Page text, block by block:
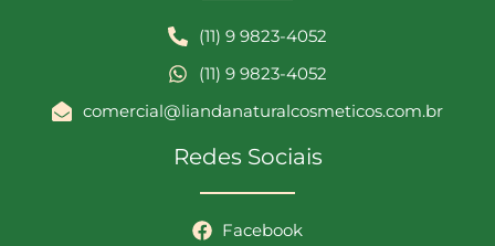
(11) 9 9823-4052
(11) 9 9823-4052
comercial@liandanaturalcosmeticos.com.br
Redes Sociais
Facebook